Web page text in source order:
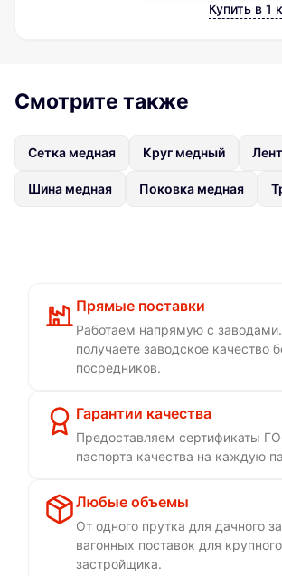
Купить в 1
Смотрите также
Сетка медная Круг медный
Шина медная Поковка медная
Прямые поставки
Работаем напрямую с
получаете заводское качество
посредников.
Гарантии качества
Предоставляем сертификаты
паспорта качества на каждую
Любые объемы
От одного прутка для дачного
вагонных поставок для крупного
застройщика.